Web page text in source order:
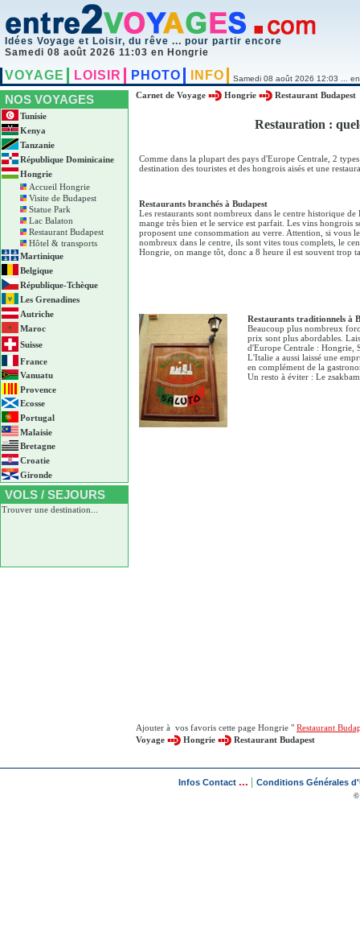
Idées Voyage et Loisir, du rêve ... pour partir encore
Samedi 08 août 2026 11:03 en Hongrie
VOYAGE LOISIR PHOTO INFO Samedi 08 août 2026 12:03 ...
NOS VOYAGES
Tunisie
Kenya
Tanzanie
République Dominicaine
Hongrie
Accueil Hongrie
Visite de Budapest
Statue Park
Lac Balaton
Restaurant Budapest
Hôtel & transports
Martinique
Belgique
République-Tchèque
Les Grenadines
Autriche
Maroc
Suisse
France
Vanuatu
Provence
Ecosse
Portugal
Malaisie
Bretagne
Croatie
Gironde
VOLS / SEJOURS
Trouver une destination...
Carnet de Voyage Hongrie Restaurant Budapest
Restauration :
Comme dans la plupart des pays d'Europe Centrale, 2
destination des touristes et des hongrois aisés et une
Restaurants branchés à Budapest
Les restaurants sont nombreux dans le centre historique
mange très bien et le service est parfait. Les vins hongrois
proposent une consommation au verre. Attention, si vous
nombreux dans le centre, ils sont vites tous complets, le
Hongrie, on mange tôt, donc a 8 heure il est souvent trop
Restaurants traditionnels à
Beaucoup plus nombreux
prix sont plus abordables.
d'Europe Centrale : Hongrie,
L'Italie a aussi laissé une
en complément de la
Un resto à éviter : Le
Ajouter à vos favoris cette page Hongrie " Restaurant
Voyage
Hongrie Restaurant Budapest
Infos Contact ... Conditions Générales
©